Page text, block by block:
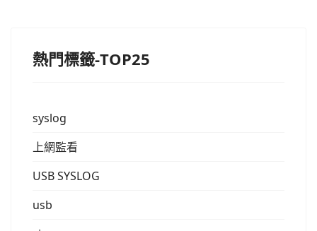
熱門標籤-TOP25
syslog
上網監看
USB SYSLOG
usb